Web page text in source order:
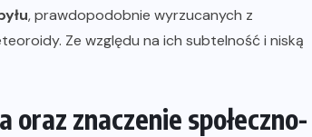
, prawdopodobnie wyrzucanych z
Ze względu na ich subtelność i niską
znaczenie społeczno-